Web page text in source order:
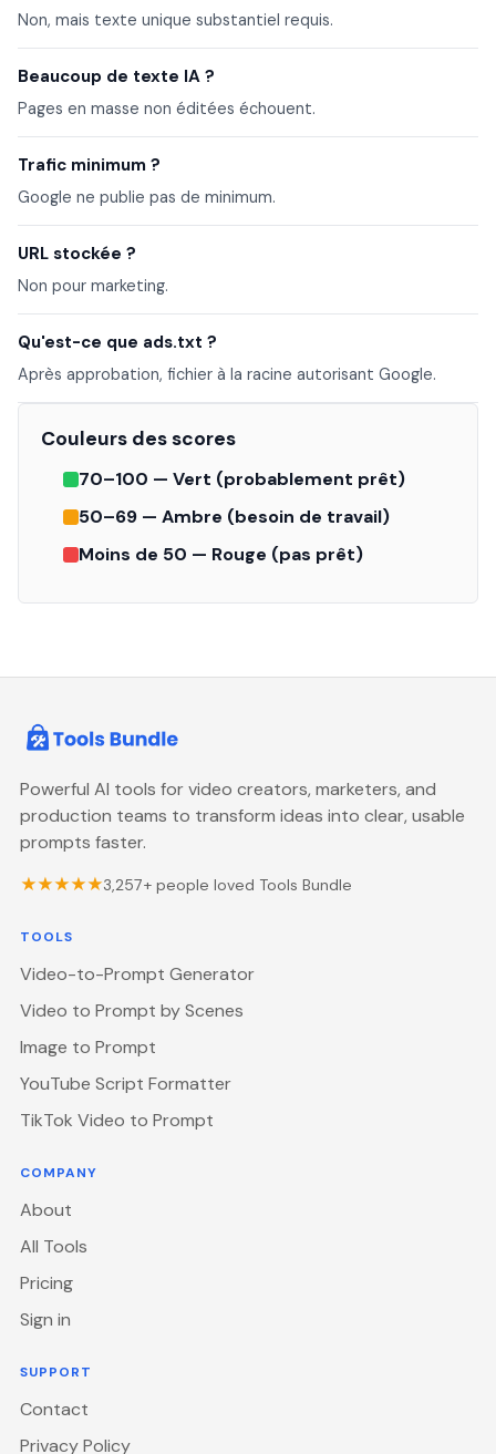
Non, mais texte unique substantiel requis.
Beaucoup de texte IA ?
Pages en masse non éditées échouent.
Trafic minimum ?
Google ne publie pas de minimum.
URL stockée ?
Non pour marketing.
Qu'est-ce que ads.txt ?
Après approbation, fichier à la racine autorisant Google.
Couleurs des scores
70–100 — Vert (probablement prêt)
50–69 — Ambre (besoin de travail)
Moins de 50 — Rouge (pas prêt)
Powerful AI tools for video creators, marketers, and
production teams to transform ideas into clear, usable
prompts faster.
★★★★★3,257+ people loved Tools Bundle
TOOLS
Video-to-Prompt Generator
Video to Prompt by Scenes
Image to Prompt
YouTube Script Formatter
TikTok Video to Prompt
COMPANY
About
All Tools
Pricing
Sign in
SUPPORT
Contact
Privacy Policy